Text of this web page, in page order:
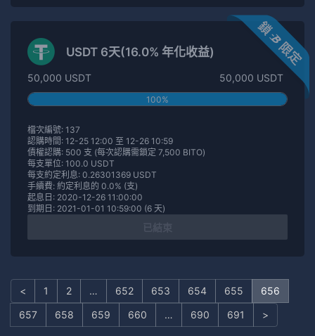
USDT 6天(16.0% 年化收益)
50,000 USDT 50,000 USDT
100%
檔次編號: 137
認購時間: 12-25 12:00 至 12-26 10:59
債權認購: 500 支 (每次認購需鎖定 7,500 BITO)
每支單位: 100.0 USDT
每支約定利息: 0.26301369 USDT
手續費: 約定利息的 0.0% (支)
起息日: 2020-12-26 11:00:00
到期日: 2021-01-01 10:59:00 (6 天)
< 1 2 … 652 653 654 655
656
657
658 659 660 … 690 691 >